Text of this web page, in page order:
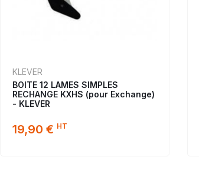
KLEVER
BOITE 12 LAMES SIMPLES
RECHANGE KXHS (pour Exchange)
- KLEVER
19,90 € HT